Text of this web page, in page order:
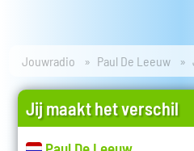
Jouwradio Paul De Leeuw
Jij maakt het verschil